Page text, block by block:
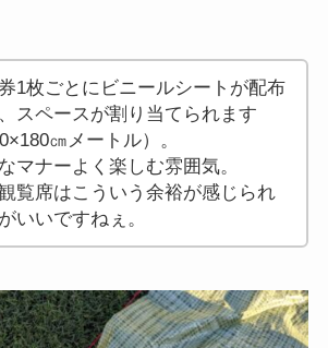
1枚ごとにビニールシートが配布
スペースが割り当てられます
㎝メートル）。
マナーよく楽しむ雰囲気。
覧席はこういう余裕が感じられ
いいですねぇ。